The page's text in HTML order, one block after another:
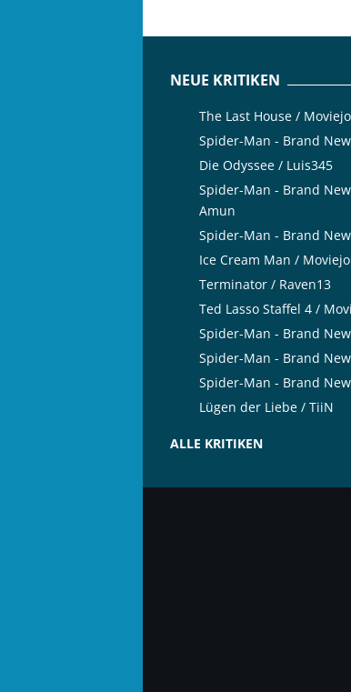
NEUE KRITIKEN
The Last House /
Spider-Man - Brand
Die Odyssee / Luis345
Spider-Man - Brand
Amun
Spider-Man - Brand
Ice Cream Man /
Terminator / Raven13
Ted Lasso Staffel 4 /
Spider-Man - Brand
Spider-Man - Brand
Spider-Man - Brand
Lügen der Liebe / TiiN
ALLE KRITIKEN